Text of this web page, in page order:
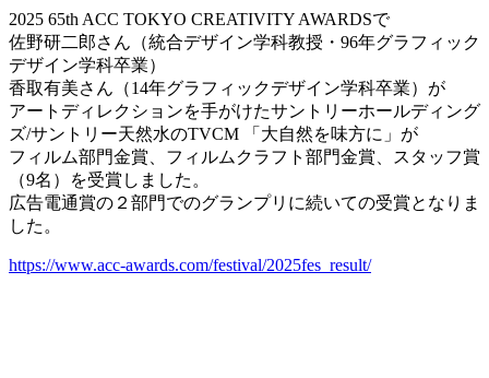
2025 65th ACC TOKYO CREATIVITY AWARDSで
佐野研二郎さん（統合デザイン学科教授・96年グラフィック
デザイン学科卒業）
香取有美さん（14年グラフィックデザイン学科卒業）が
アートディレクションを手がけたサントリーホールディング
ズ/サントリー天然水のTVCM 「大自然を味方に」が
フィルム部門金賞、フィルムクラフト部門金賞、スタッフ賞
（9名）を受賞しました。
広告電通賞の２部門でのグランプリに続いての受賞となりま
した。
https://www.acc-awards.com/festival/2025fes_result/